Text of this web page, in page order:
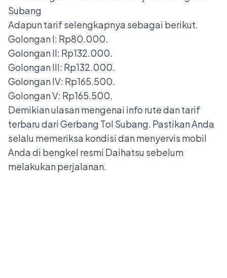
Subang
Adapun tarif selengkapnya sebagai berikut.
Golongan I: Rp80.000.
Golongan II: Rp132.000.
Golongan III: Rp132.000.
Golongan IV: Rp165.500.
Golongan V: Rp165.500.
Demikian ulasan mengenai info rute dan tarif
terbaru dari Gerbang Tol Subang. Pastikan Anda
selalu memeriksa kondisi dan menyervis mobil
Anda di bengkel resmi Daihatsu sebelum
melakukan perjalanan.